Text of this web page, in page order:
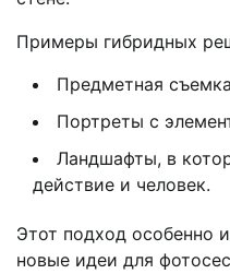
Примеры гибридных
Предметная
Портреты с
Ландшафты, в
действие и человек.
Этот подход особенно
новые идеи для